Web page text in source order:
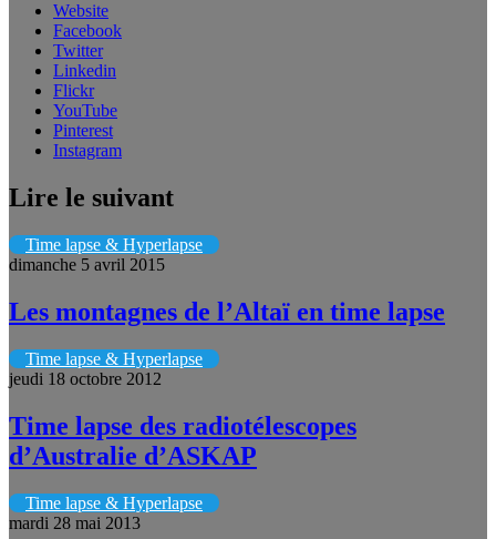
Website
Facebook
Twitter
Linkedin
Flickr
YouTube
Pinterest
Instagram
Lire le suivant
Time lapse & Hyperlapse
dimanche 5 avril 2015
Les montagnes de l’Altaï en time lapse
Time lapse & Hyperlapse
jeudi 18 octobre 2012
Time lapse des radiotélescopes
d’Australie d’ASKAP
Time lapse & Hyperlapse
mardi 28 mai 2013